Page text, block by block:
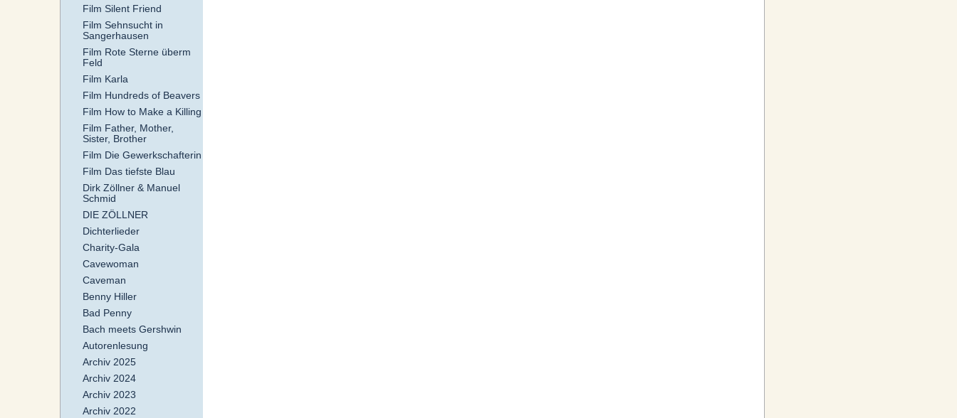
Film Silent Friend
Film Sehnsucht in
Sangerhausen
Film Rote Sterne überm
Feld
Film Karla
Film Hundreds of Beavers
Film How to Make a Killing
Film Father, Mother,
Sister, Brother
Film Die Gewerkschafterin
Film Das tiefste Blau
Dirk Zöllner & Manuel
Schmid
DIE ZÖLLNER
Dichterlieder
Charity-Gala
Cavewoman
Caveman
Benny Hiller
Bad Penny
Bach meets Gershwin
Autorenlesung
Archiv 2025
Archiv 2024
Archiv 2023
Archiv 2022